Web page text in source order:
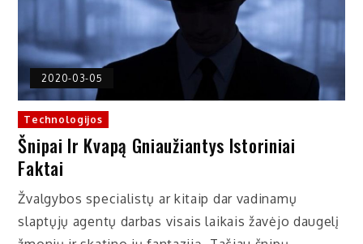
2020-03-05
Technologijos
Šnipai Ir Kvapą Gniaužiantys Istoriniai
Faktai
Žvalgybos specialistų ar kitaip dar vadinamų
slaptųjų agentų darbas visais laikais žavėjo daugelį